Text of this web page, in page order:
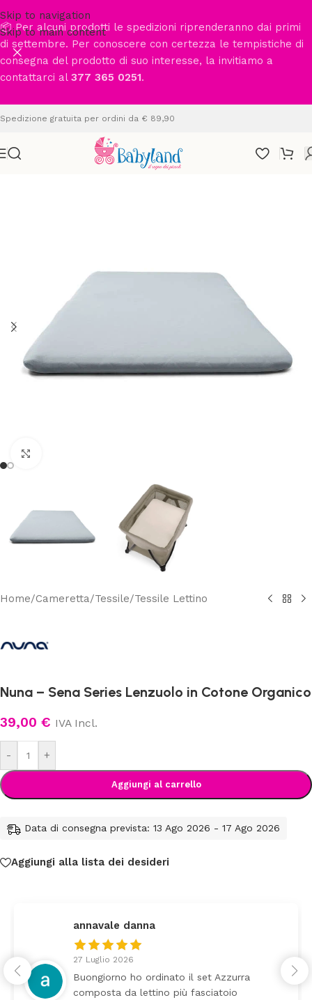
Skip to navigation
Skip to main content
📦 Per alcuni prodotti le spedizioni riprenderanno dai primi
di settembre. Per conoscere con certezza le tempistiche di
consegna del prodotto di suo interesse, la invitiamo a
contattarci al 377 365 0251.
Spedizione gratuita per ordini da € 89,90
Home/Cameretta/Tessile/Tessile Lettino
Nuna – Sena Series Lenzuolo in Cotone Organico
39,00 € IVA Incl.
- +
Aggiungi al carrello
Data di consegna prevista: 13 Ago 2026 - 17 Ago 2026
Aggiungi alla lista dei desideri
annavale danna
27 Luglio 2026
Buongiorno ho ordinato il set Azzurra
composta da lettino più fasciatoio